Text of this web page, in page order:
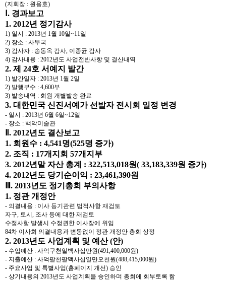
(지회장 : 원용호)
Ⅰ. 경과보고
1. 2012년 정기감사
1) 일시 : 2013년 1월 10일~11일
2) 장소 : 사무국
3) 감사자 : 송동옥 감사, 이종균 감사
4) 감사내용 : 2012년도 사업전반사항 및 결산내역
2. 제 24호 서예지 발간
1) 발간일자 : 2013년 1월 2일
2) 발행부수 : 4,600부
3) 발송내역 : 회원 개별발송 완료
3. 대한민국 신진서예가 선발자 전시회 일정 변경
- 일시 : 2013년 6월 6일~12일
- 장소 : 백악미술관
Ⅱ. 2012년도 결산보고
1. 회원수 : 4,541명(525명 증가)
2. 조직 : 17개지회 57개지부
3. 2012년말 자산 총계 : 322,513,018원( 33,183,339원 증가)
4. 2012년도 당기순이익 : 23,461,390원
Ⅲ. 2013년도 정기총회 부의사항
1. 정관 개정안
- 의결내용 : 이사 등기관련 법적사항 재검토
자구, 토시, 조사 등에 대한 재검토
수정사항 발생시 수정권한 이사장에 위임
84차 이사회 의결내용과 변동없이 정관 개정안 총회 상정
2. 2013년도 사업계획 및 예산 (안)
- 수입예산 : 사억구천일백사십만원(491,400,000원)
- 지출예산 : 사억팔천팔맥사십일만오천원(488,415,000원)
- 주요사업 및 특별사업(홈페이지 개선) 승인
- 상기내용의 2013년도 사업계획을 승인하며 총회에 회부토록 함